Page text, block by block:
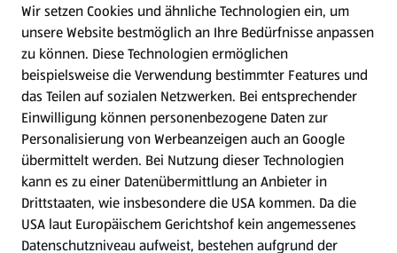
WhatsApp
Gewinnspiele
Mein HOFER. Meine Einkäufe.
Meine Meinung. Mein HOFER.
Gutscheingroßbestellung
(öffnet in einem neuen Tab)
Wir setzen Cookies und ähnliche Technologien ein, um
unsere Website bestmöglich an Ihre Bedürfnisse anpassen
zu können. Diese Technologien ermöglichen
beispielsweise die Verwendung bestimmter Features und
das Teilen auf sozialen Netzwerken. Bei entsprechender
Einwilligung können personenbezogene Daten zur
Personalisierung von Werbeanzeigen auch an Google
übermittelt werden. Bei Nutzung dieser Technologien
kann es zu einer Datenübermittlung an Anbieter in
Drittstaaten, wie insbesondere die USA kommen. Da die
USA laut Europäischem Gerichtshof kein angemessenes
Datenschutzniveau aufweist, bestehen aufgrund der